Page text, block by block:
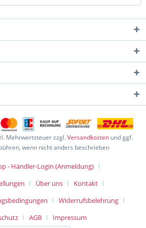
Mehrwertsteuer zzgl.Versandkosten und ggf.
wenn nicht anders beschrieben
- Händler-Login (Anmeldung)
Über uns
Kontakt
Widerrufsbelehrung
AGB Impressum